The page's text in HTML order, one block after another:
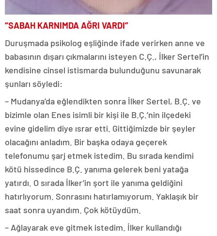
“SABAH KARNIMDA AĞRI VARDI”
Duruşmada psikolog eşliğinde ifade verirken anne ve
babasının dışarı çıkmalarını isteyen C.Ç., İlker Sertel’in
kendisine cinsel istismarda bulunduğunu savunarak
şunları söyledi:
– Mudanya’da eğlendikten sonra İlker Sertel, B.Ç. ve
bizimle olan Enes isimli bir kişi ile B.Ç.’nin ilçedeki
evine gidelim diye ısrar etti. Gittiğimizde bir şeyler
olacağını anladım. Bir başka odaya geçerek
telefonumu şarj etmek istedim. Bu sırada kendimi
kötü hissedince B.Ç. yanıma gelerek beni yatağa
yatırdı. O sırada İlker’in şort ile yanıma geldiğini
hatırlıyorum. Sonrasını hatırlamıyorum. Yaklaşık bir
saat sonra uyandım. Çok kötüydüm.
– Ağlayarak eve gitmek istedim. İlker kullandığı